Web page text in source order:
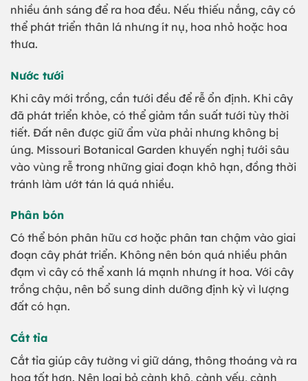
nhiều ánh sáng để ra hoa đều. Nếu thiếu nắng, cây có
thể phát triển thân lá nhưng ít nụ, hoa nhỏ hoặc hoa
thưa.
Nước tưới
Khi cây mới trồng, cần tưới đều để rễ ổn định. Khi cây
đã phát triển khỏe, có thể giảm tần suất tưới tùy thời
tiết. Đất nên được giữ ẩm vừa phải nhưng không bị
úng. Missouri Botanical Garden khuyến nghị tưới sâu
vào vùng rễ trong những giai đoạn khô hạn, đồng thời
tránh làm ướt tán lá quá nhiều.
Phân bón
Có thể bón phân hữu cơ hoặc phân tan chậm vào giai
đoạn cây phát triển. Không nên bón quá nhiều phân
đạm vì cây có thể xanh lá mạnh nhưng ít hoa. Với cây
trồng chậu, nên bổ sung dinh dưỡng định kỳ vì lượng
đất có hạn.
Cắt tỉa
Cắt tỉa giúp cây tường vi giữ dáng, thông thoáng và ra
hoa tốt hơn. Nên loại bỏ cành khô, cành yếu, cành